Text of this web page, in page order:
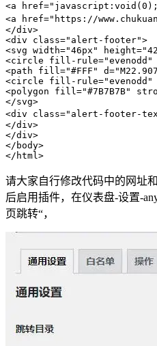
<a href="javascript:void(0);"
<a href="https://
</div>
<div class="alert-footer">
<svg width="46px"
<circle fill-rule="evenodd"
<path fill="#FFF"
<circle fill-rule="evenodd"
<polygon fill="#7B7B7B"
</svg>
<div class="alert-footer-
</div>
</div>
</body>
</html>
请大家自行修改代码中的网址
后启用插件，在仪表盘-设置-
页跳转“，